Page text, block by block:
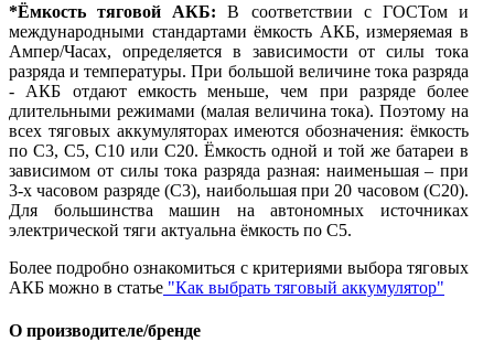
*Ёмкость тяговой АКБ:В соответствии с ГОСТом и
международными стандартами ёмкость АКБ, измеряемая в
Ампер/Часах, определяется в зависимости от силы тока
разряда и температуры. При большой величине тока разряда
- АКБ отдают емкость меньше, чем при разряде более
длительными режимами (малая величина тока). Поэтому на
всех тяговых аккумуляторах имеются обозначения: ёмкость
по С3, С5, С10 или С20. Ёмкость одной и той же батареи в
зависимом от силы тока разряда разная: наименьшая – при
3-х часовом разряде (С3), наибольшая при 20 часовом (С20).
Для большинства машин на автономных источниках
электрической тяги актуальна ёмкость по С5.
Более подробно ознакомиться с критериями выбора тяговых
АКБ можно в статье "Как выбрать тяговый аккумулятор"
О производителе/бренде